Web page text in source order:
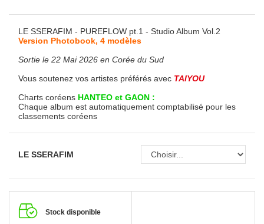
LE SSERAFIM - PUREFLOW pt.1 - Studio Album Vol.2
Version Photobook, 4 modèles
Sortie le 22 Mai 2026 en Corée du Sud
Vous soutenez vos artistes préférés avec TAIYOU
Charts coréens HANTEO et GAON :
Chaque album est automatiquement comptabilisé pour les
classements coréens
LE SSERAFIM
Stock disponible